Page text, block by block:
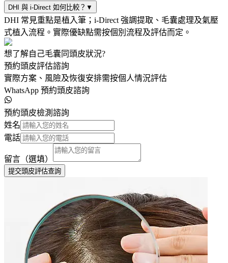
DHI 與 i-Direct 如何比較？ ▼
DHI 常見重點是植入筆；i-Direct 強調提取、毛囊處理及氣壓
式植入流程。實際優缺點需按個別流程及評估而定。
想了解自己毛囊同頭皮狀況?
預約頭皮評估諮詢
實際方案、風險及恢復安排需按個人情況評估
WhatsApp 預約頭皮諮詢
預約頭皮檢測諮詢
姓名
電話
留言（選填）
提交頭皮評估查詢